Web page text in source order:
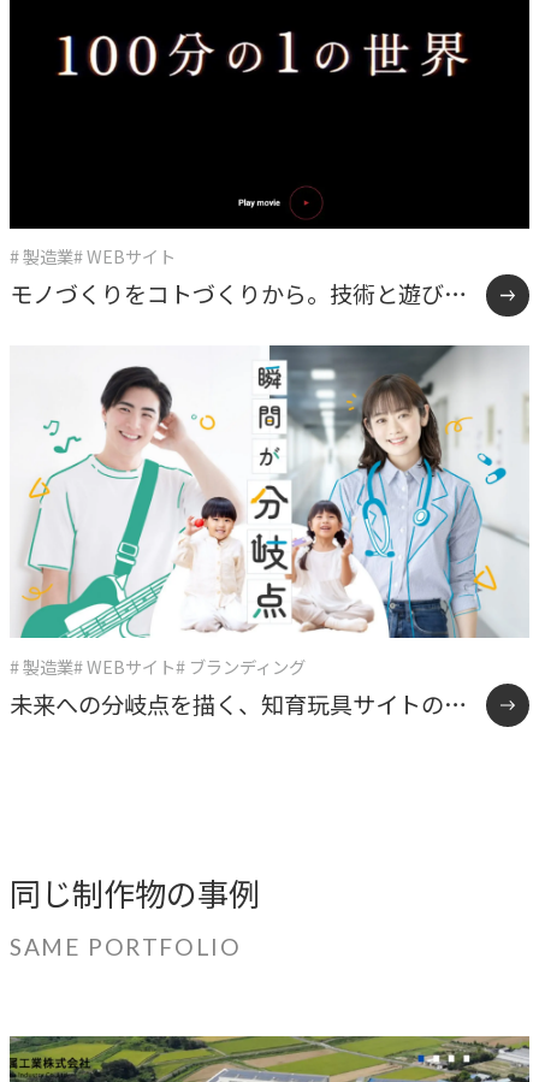
# 製造業# WEBサイト
モノづくりをコトづくりから。技術と遊び心
で伴走するソリューションサイト
# 製造業# WEBサイト# ブランディング
未来への分岐点を描く、知育玩具サイトの逆
同じ制作物の事例
SAME PORTFOLIO